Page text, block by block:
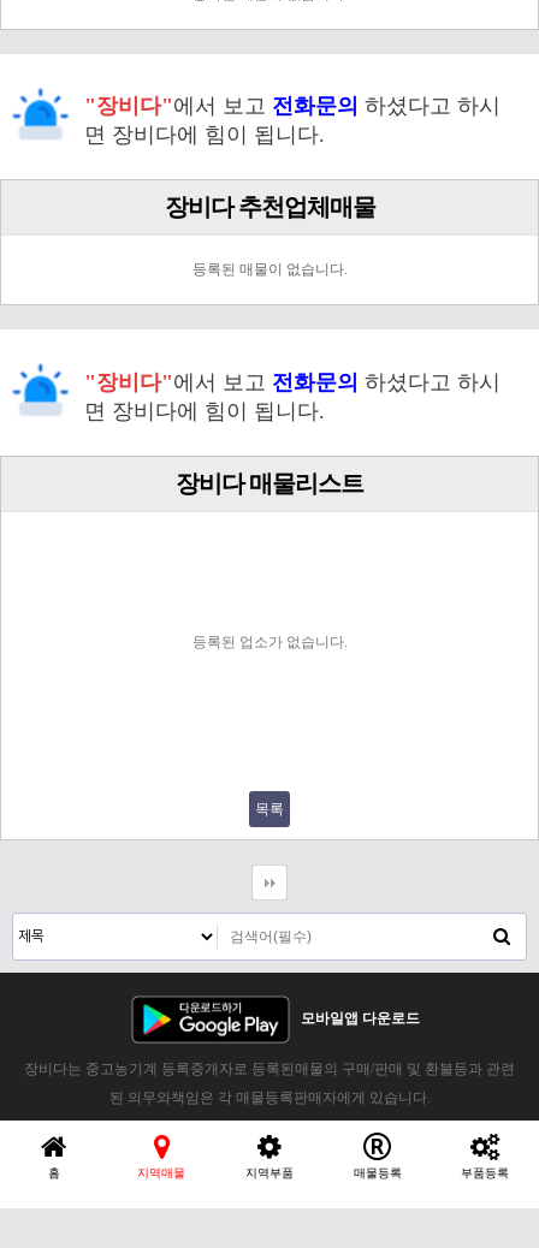
"장비다"에서 보고 전화문의 하셨다고 하시
면 장비다에 힘이 됩니다.
장비다 추천업체매물
등록된 매물이 없습니다.
"장비다"에서 보고 전화문의 하셨다고 하시
면 장비다에 힘이 됩니다.
장비다 매물리스트
등록된 업소가 없습니다.
목록
모바일앱 다운로드
장비다는 중고농기계 등록중개자로 등록된매물의 구매/판매 및 환불등과 관련
된 의무와책임은 각 매물등록판매자에게 있습니다.
홈 지역매물 지역부품 매물등록 부품등록